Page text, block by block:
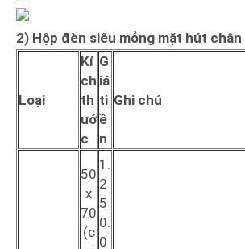
2) Hộp đèn siêu mỏng mặt hút
Loại
Kí
ch
th
ướ
c
G
iá
ti
ề
n
Ghi chú
50
x
70
(c
1.
2
5
0.
0